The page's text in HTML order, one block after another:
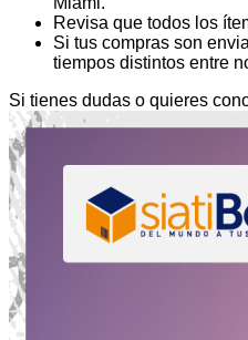
Revisa que todos los
Si tus compras son
tiempos distintos entre
Si tienes dudas o quieres